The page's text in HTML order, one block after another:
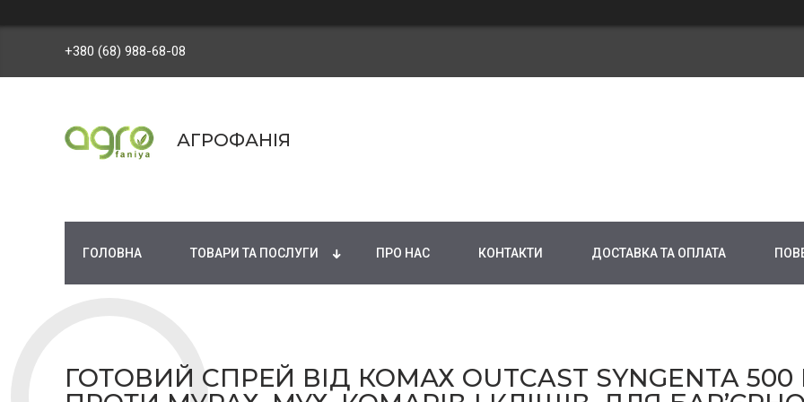
+380 (68) 988-68-08
АГРОФАНІЯ
ГОЛОВНА ТОВАРИ ТА ПОСЛУГИ ПРО НАС КОНТАКТИ ДОСТАВКА ТА ОПЛАТА
ГОТОВИЙ СПРЕЙ ВІД КОМАХ OUTCAST SYNGENTA